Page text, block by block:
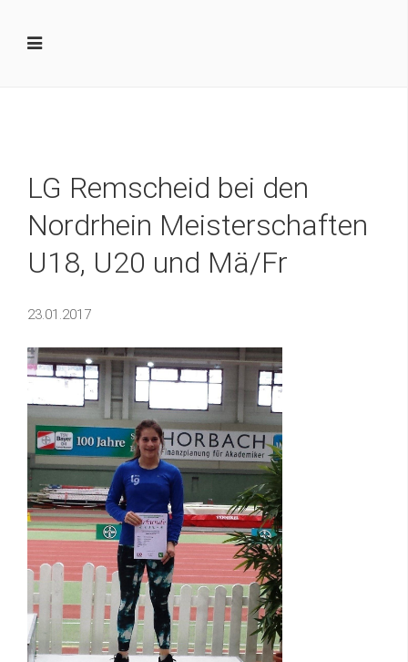
LG Remscheid bei den
Nordrhein Meisterschaften
U18, U20 und Mä/Fr
23.01.2017